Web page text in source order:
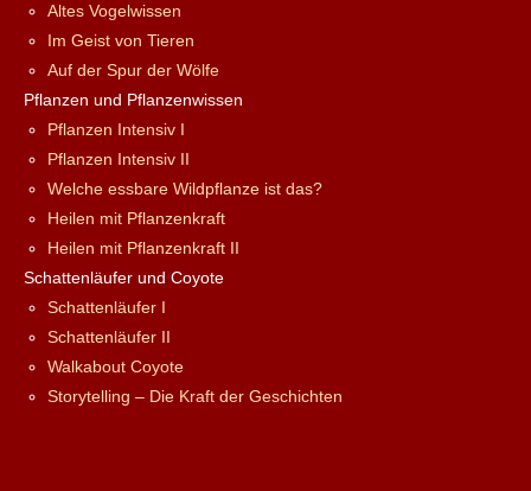
Altes Vogelwissen
Im Geist von Tieren
Auf der Spur der Wölfe
Pflanzen und Pflanzenwissen
Pflanzen Intensiv I
Pflanzen Intensiv II
Welche essbare Wildpflanze ist das?
Heilen mit Pflanzenkraft
Heilen mit Pflanzenkraft II
Schattenläufer und Coyote
Schattenläufer I
Schattenläufer II
Walkabout Coyote
Storytelling – Die Kraft der Geschichten